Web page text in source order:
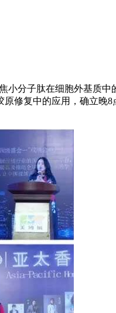
小分子肽在细胞外基质
修复中的应用，确立